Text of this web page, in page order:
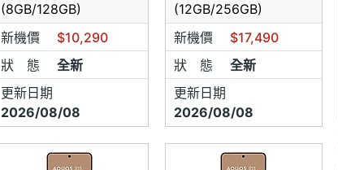
(8GB/128GB)
新機價
$10,290
狀 態
全新
更新日期
2026/08/08
(12GB/256GB)
新機價
$17,490
狀 態
全新
更新日期
2026/08/08